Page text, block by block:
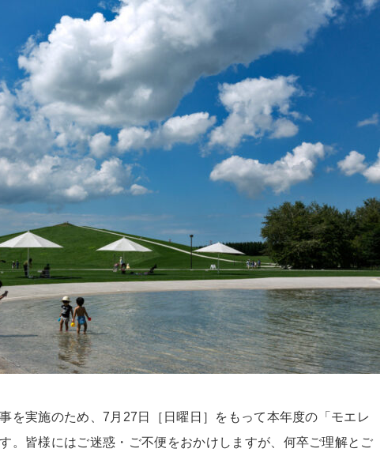
を実施のため、7月27日［日曜日］をもって本年度の「モエレ
。皆様にはご迷惑・ご不便をおかけしますが、何卒ご理解とご